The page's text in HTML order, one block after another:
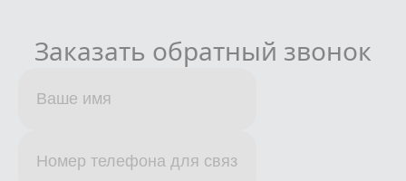
Заказать обратный звонок